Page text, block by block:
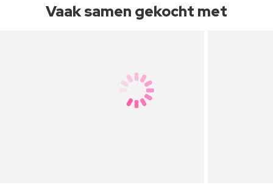
Vaak samen gekocht met